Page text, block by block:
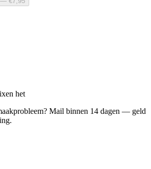
het
Mail binnen 14 dagen — geld